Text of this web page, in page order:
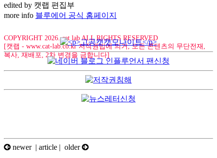
edited by 캣랩 편집부
more info 블루에어 공식 홈페이지
COPYRIGHT 2026. cat lab ALL RIGHTS RESERVED
[캣랩 - www.cat-lab.co.kr 저작권법에 의거, 모든 콘텐츠의 무단전재,
복사, 재배포, 2차 변경을 금합니다]
newer | article | older